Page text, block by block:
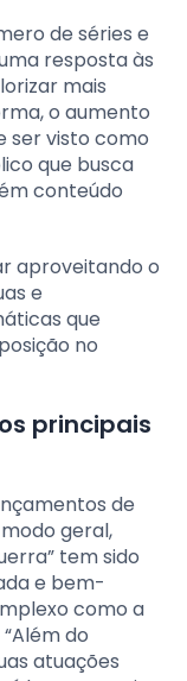
de séries e
resposta às
mais
o aumento
ser visto como
que busca
conteúdo
aproveitando o
e
que
no
principais
de
geral,
tem sido
e bem-
como a
do
atuações